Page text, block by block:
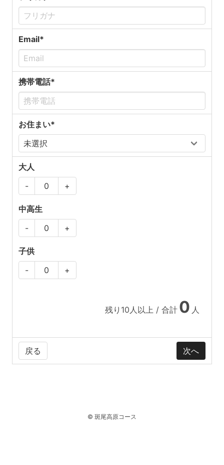
Email*
携帯電話*
お住まい*
大人
-
+
中高生
-
+
子供
-
+
残り 10人以上 / 合計 0 人
戻る
© 斑尾高原コース